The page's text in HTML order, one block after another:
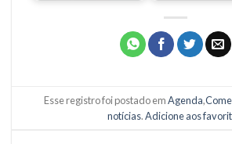
Esse registro foi postado emAgenda,
notícias.Adicione aos